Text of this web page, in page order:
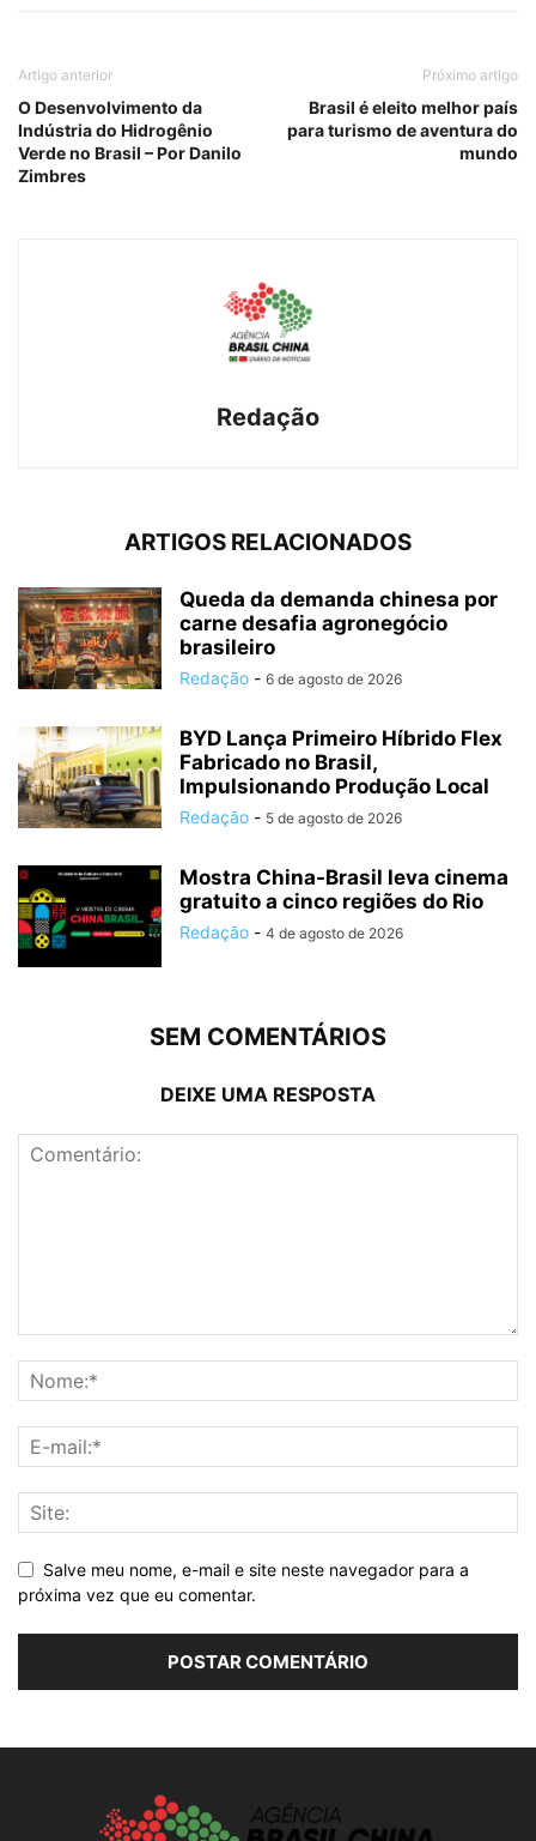
Artigo anterior
O Desenvolvimento da
Indústria do Hidrogênio
Verde no Brasil – Por Danilo
Zimbres
Próximo artigo
Brasil é eleito melhor país
para turismo de aventura do
mundo
Redação
ARTIGOS RELACIONADOS
Queda da demanda chinesa por
carne desafia agronegócio
brasileiro
Redação - 6 de agosto de 2026
BYD Lança Primeiro Híbrido Flex
Fabricado no Brasil,
Impulsionando Produção Local
Redação - 5 de agosto de 2026
Mostra China-Brasil leva cinema
gratuito a cinco regiões do Rio
Redação - 4 de agosto de 2026
SEM COMENTÁRIOS
DEIXE UMA RESPOSTA
Salve meu nome, e-mail e site neste navegador para a
próxima vez que eu comentar.